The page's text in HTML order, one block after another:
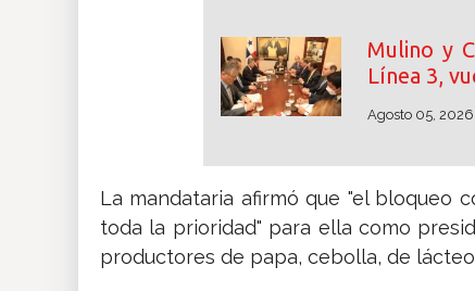
Mulino y
Línea 3,
Agosto 05, 2026
La mandataria afirmó que "el bloqueo
toda la prioridad" para ella como
productores de papa, cebolla, de